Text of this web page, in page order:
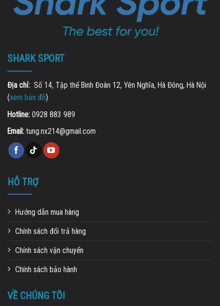
SHARK SPORT
Địa chỉ: Số 14, Tập thể Binh Đoàn 12, Yên Nghĩa, Hà Đông, Hà Nội
(xem bản đồ)
Hotline: 0928 883 989
Email: tung.nx214@gmail.com
HỖ TRỢ
Hướng dẫn mua hàng
Chính sách đổi trả hàng
Chính sách vận chuyển
Chính sách bảo hành
VỀ CHÚNG TÔI